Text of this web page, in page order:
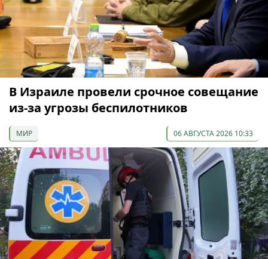
В Израиле провели срочное совещание
из-за угрозы беспилотников
МИР 06 АВГУСТА 2026 10:33